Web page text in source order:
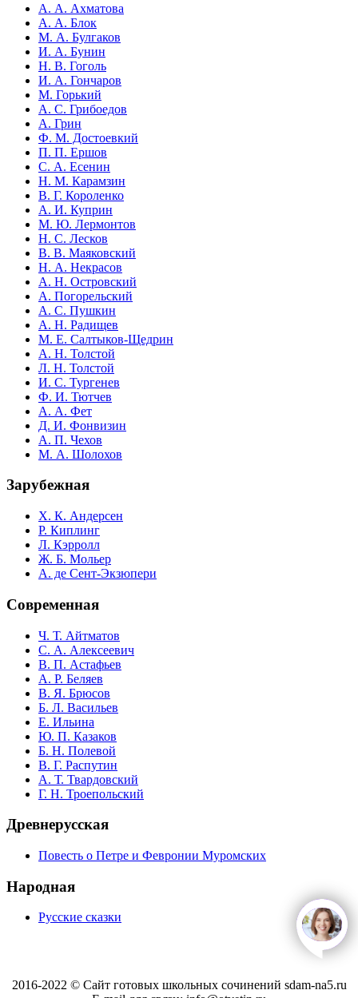
А. А. Ахматова
А. А. Блок
М. А. Булгаков
И. А. Бунин
Н. В. Гоголь
И. А. Гончаров
М. Горький
А. С. Грибоедов
А. Грин
Ф. М. Достоевкий
П. П. Ершов
С. А. Есенин
Н. М. Карамзин
В. Г. Короленко
А. И. Куприн
М. Ю. Лермонтов
Н. С. Лесков
В. В. Маяковский
Н. А. Некрасов
А. Н. Островский
А. Погорельский
А. С. Пушкин
А. Н. Радищев
М. Е. Салтыков-Щедрин
А. Н. Толстой
Л. Н. Толстой
И. С. Тургенев
Ф. И. Тютчев
А. А. Фет
Д. И. Фонвизин
А. П. Чехов
М. А. Шолохов
Зарубежная
Х. К. Андерсен
Р. Киплинг
Л. Кэрролл
Ж. Б. Мольер
А. де Сент-Экзюпери
Современная
Ч. Т. Айтматов
С. А. Алексеевич
В. П. Астафьев
А. Р. Беляев
В. Я. Брюсов
Б. Л. Васильев
Е. Ильина
Ю. П. Казаков
Б. Н. Полевой
В. Г. Распутин
А. Т. Твардовский
Г. Н. Троепольский
Древнерусская
Повесть о Петре и Февронии Муромских
Народная
Русские сказки
2016-2022 © Сайт готовых школьных сочинений sdam-na5.ru
open